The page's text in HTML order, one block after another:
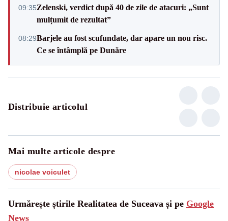
09:35Zelenski, verdict după 40 de zile de atacuri: „Sunt
mulțumit de rezultat”
08:29Barjele au fost scufundate, dar apare un nou risc.
Ce se întâmplă pe Dunăre
Distribuie articolul
Mai multe articole despre
nicolae voiculet
Urmărește știrile Realitatea de Suceava și pe Google
News